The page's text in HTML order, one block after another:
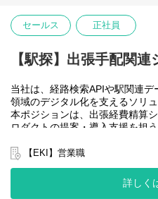
本ポジションは、その成長戦略
法人企業および自治体に対する
きます。
・経路検索API、観光向けAPIの
・駅関連データの活用提案
・Web受託開発の企画提案
・経費精算関連プロダクトの法
件推進
・事業提携、アライアンス構築
・Webマーケティングを活用し
セールス 正社員
【駅探】出張手配関
当社は、経路検索APIや駅関連
領域のデジタル化を支えるソリ
本ポジションは、出張経費精算
ロダクトの提案・導入支援を担
主に大手企業を中心とした既存
わせ対応や課題整理を起点に、
単なるプロダクト営業ではなく
【EKI】営業職
詳しく